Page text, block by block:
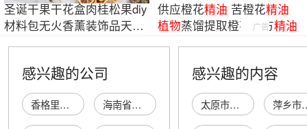
圣诞干果干花盒肉桂松果diy
材料包无火香薰装饰品天然
供应橙花精油 苦橙花精油
植物蒸馏提取橙花单方精油
广告
感兴趣的公司
香格里拉市纯天然植物精油馆 海南省天然植物精油协会
感兴趣的内容
太原市小店区旭德商店 萍乡市虎